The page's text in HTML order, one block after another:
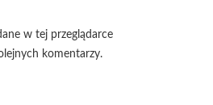
w tej przeglądarce
komentarzy.